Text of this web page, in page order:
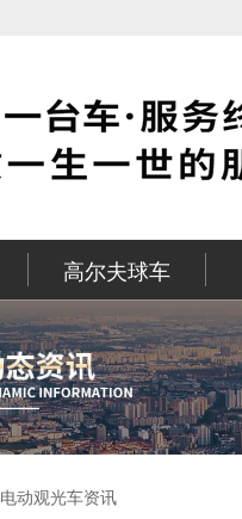
高尔夫球车
电动观光车资讯